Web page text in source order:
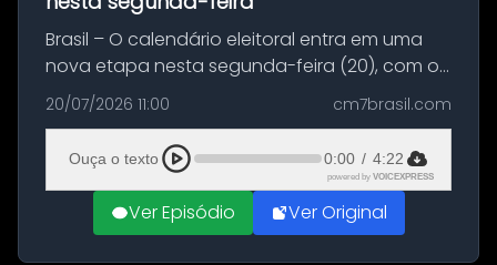
Brasil – O calendário eleitoral entra em uma
nova etapa nesta segunda-feira (20), com o
início do período destinado às convenções
partidárias. Até 5 de agosto, partidos e
federações poderão oficializa...
20/07/2026 11:00 cm7brasil.com
Ouça o texto 0:00 / 4:22
powered by VOICEXPRESS
Ver Episódio Ver Original